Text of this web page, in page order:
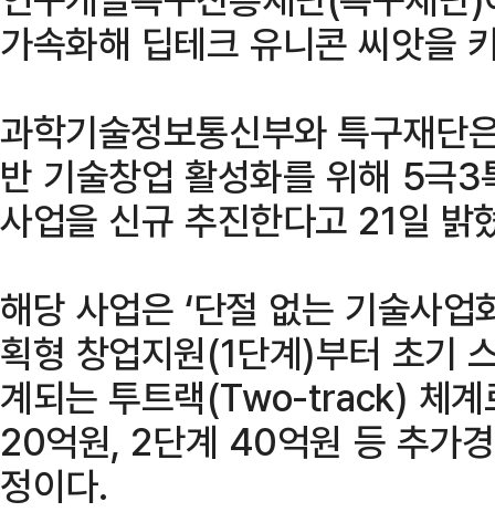
가속화해 딥테크 유니콘 씨앗을
과학기술정보통신부와 특구재단
반 기술창업 활성화를 위해 5극
사업을 신규 추진한다고 21일 밝
해당 사업은 ‘단절 없는 기술사
획형 창업지원(1단계)부터 초기
계되는 투트랙(Two-track) 체계
20억원, 2단계 40억원 등 추가
정이다.